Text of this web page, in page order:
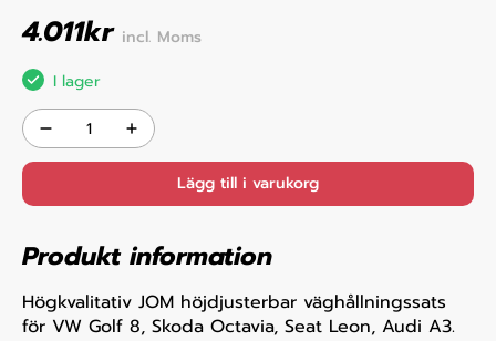
4.011kr incl. Moms
I lager
Lägg till i varukorg
Produkt information
Högkvalitativ JOM höjdjusterbar väghållningssats
för VW Golf 8, Skoda Octavia, Seat Leon, Audi A3.